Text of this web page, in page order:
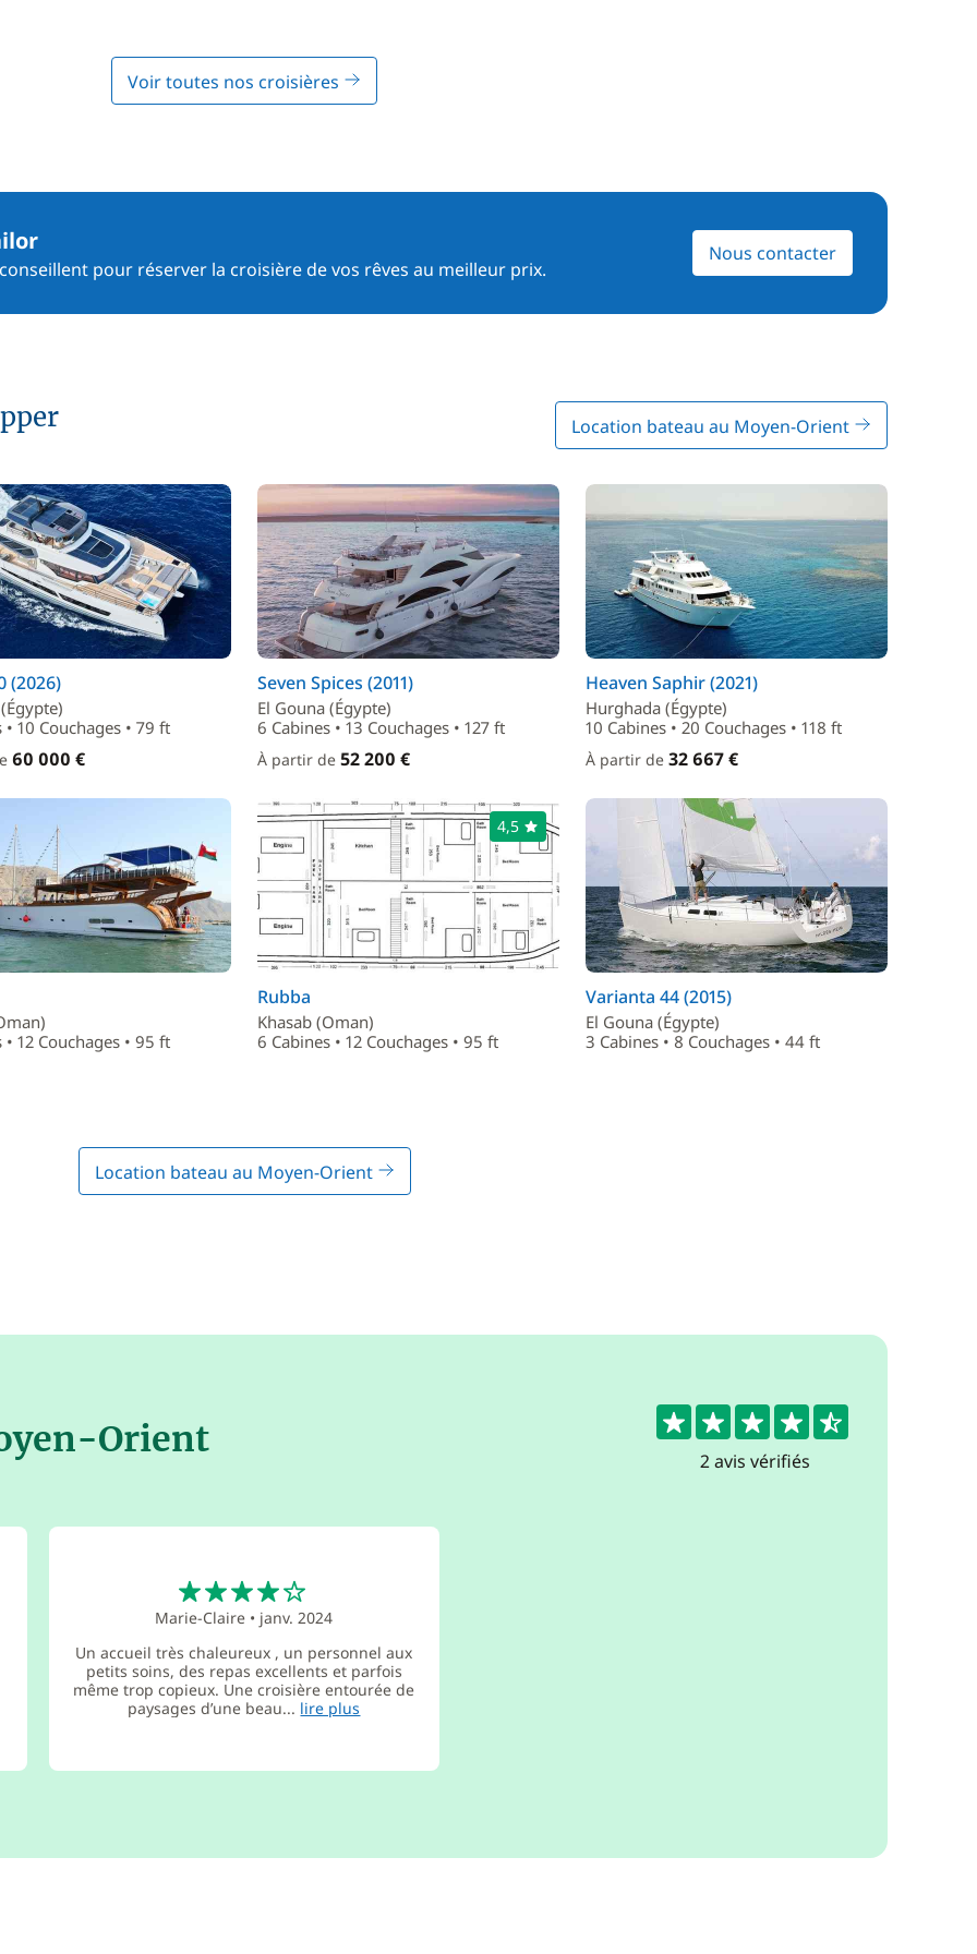
Voir toutes nos croisières
pour réserver la croisière de vos rêves au meilleur prix.
Nous contacter
Location bateau au Moyen-Orient
(2026)
• 10 Couchages • 79 ft
60 000 €
Seven Spices (2011)
El Gouna (Égypte)
6 Cabines • 13 Couchages • 127 ft
À partir de 52 200 €
Heaven Saphir (2021)
Hurghada (Égypte)
10 Cabines • 20 Couchages • 118 ft
À partir de 32 667 €
• 12 Couchages • 95 ft
4,5
Rubba
Khasab (Oman)
6 Cabines • 12 Couchages • 95 ft
Varianta 44 (2015)
El Gouna (Égypte)
3 Cabines • 8 Couchages • 44 ft
Location bateau au Moyen-Orient
4.5
2 avis vérifiés
Orient
Marie-Claire • janv. 2024
Un accueil très chaleureux , un personnel aux
petits soins, des repas excellents et parfois
même trop copieux. Une croisière entourée de
paysages d’une beau... lire plus